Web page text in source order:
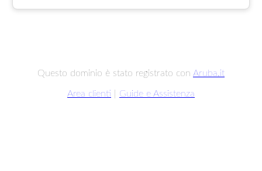
Questo dominio è stato registrato con Aruba.it
Area clienti Guide e Assistenza